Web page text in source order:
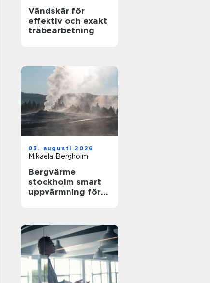
Vändskär för
effektiv och exakt
träbearbetning
03. augusti 2026
Mikaela Bergholm
Bergvärme
stockholm smart
uppvärmning för